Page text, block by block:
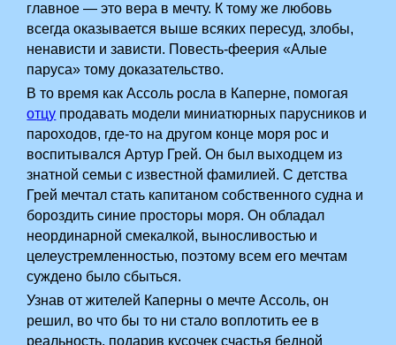
главное — это вера в мечту. К тому же любовь
всегда оказывается выше всяких пересуд, злобы,
ненависти и зависти. Повесть-феерия «Алые
паруса» тому доказательство.
В то время как Ассоль росла в Каперне, помогая
отцу продавать модели миниатюрных парусников и
пароходов, где-то на другом конце моря рос и
воспитывался Артур Грей. Он был выходцем из
знатной семьи с известной фамилией. С детства
Грей мечтал стать капитаном собственного судна и
бороздить синие просторы моря. Он обладал
неординарной смекалкой, выносливостью и
целеустремленностью, поэтому всем его мечтам
суждено было сбыться.
Узнав от жителей Каперны о мечте Ассоль, он
решил, во что бы то ни стало воплотить ее в
реальность, подарив кусочек счастья бедной